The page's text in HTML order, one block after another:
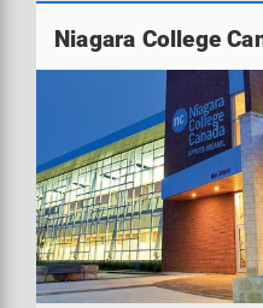
Niagara College